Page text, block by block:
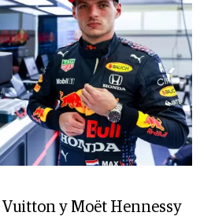
Vuitton y Moët Hennessy